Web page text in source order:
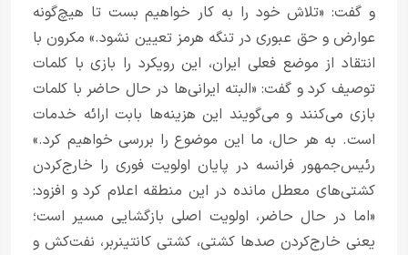
و گفت: «تلاش خود را به کار خواهیم بست تا هیچ‌گونه
عوارض و حق عبوری در تنگه هرمز تعیین نشود.» مکرون با
انتقاد از موضع فعلی ایران، این رویکرد را بازی با کلمات
توصیف کرد و گفت: «البته ایرانی‌ها در حال حاضر با کلمات
بازی می‌کنند و می‌گویند این هزینه‌ها بابت ارائه خدمات
است. به هر حال، ما این موضوع را بررسی خواهیم کرد.»
رئیس‌جمهور فرانسه در پایان اولویت فوری را خارج‌کردن
کشتی‌های معطل مانده در این منطقه اعلام کرد و افزود:
«اما در حال حاضر، اولویت اصلی بازگشایی مسیر است؛
یعنی خارج‌کردن صدها کشتی، کشتی کانتینربر، نفت‌کش و